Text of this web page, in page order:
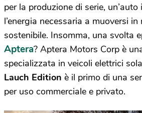
per la produzione di serie,
l’energia necessaria a muoversi
sostenibile. Insomma, una svolta
Aptera? Aptera Motors Corp è
specializzata in veicoli elettrici
Lauch Edition è il primo di una
per uso commerciale e privato.